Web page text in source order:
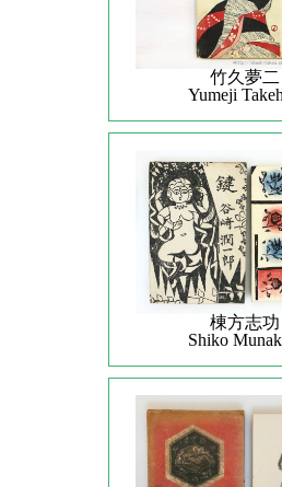
竹久夢二
Yumeji
棟方志功
Shiko